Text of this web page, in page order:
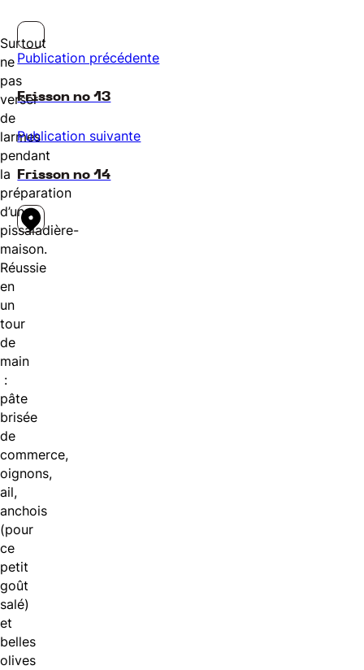
Surtout
ne
pas
verser
de
larmes
pendant
la
préparation
d’une
pissaladière-
maison.
Réussie
en
un
tour
de
main
:
pâte
brisée
de
commerce,
oignons,
ail,
anchois
(pour
ce
petit
goût
salé)
et
belles
olives
Publication précédente
Frisson no 13
Publication suivante
Frisson no 14